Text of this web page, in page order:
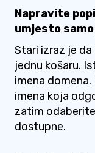
Napravite
umjesto
Stari izraz je
jednu košaru.
imena
imena koja
zatim
dostupne.